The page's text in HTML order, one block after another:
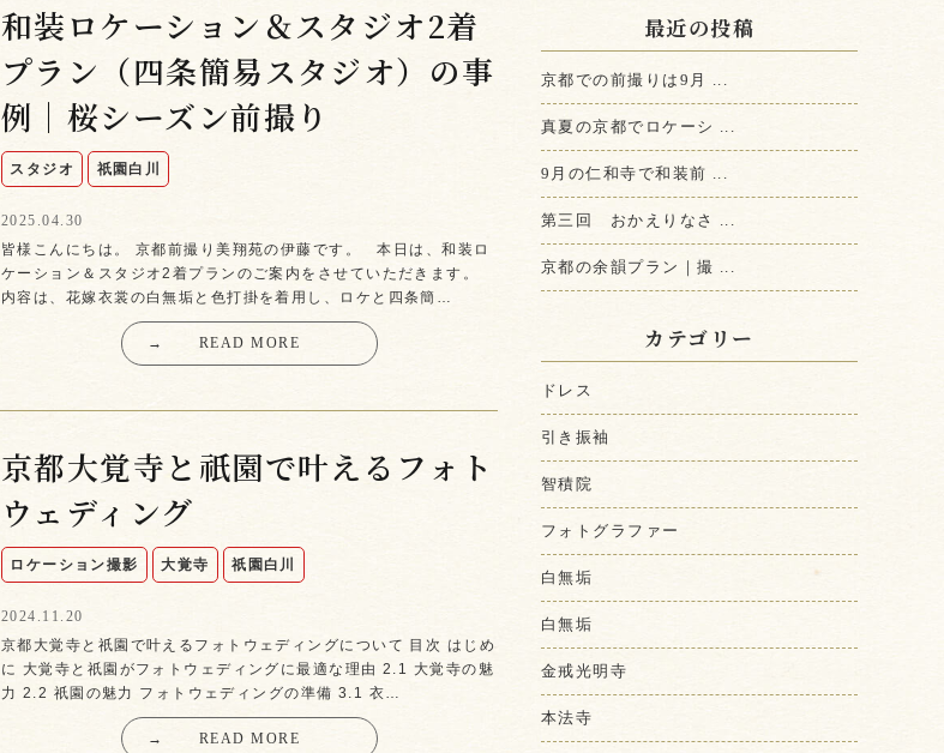
和装ロケーション＆スタジオ2着
プラン（四条簡易スタジオ）の事
例｜桜シーズン前撮り
スタジオ 祇園白川
2025.04.30
皆様こんにちは。 京都前撮り美翔苑の伊藤です。 本日は、和装ロ
ケーション＆スタジオ2着プランのご案内をさせていただきます。
内容は、花嫁衣裳の白無垢と色打掛を着用し、ロケと四条簡…
→ READ MORE
京都大覚寺と祇園で叶えるフォト
ウェディング
ロケーション撮影 大覚寺 祇園白川
2024.11.20
京都大覚寺と祇園で叶えるフォトウェディングについて 目次 はじめ
に 大覚寺と祇園がフォトウェディングに最適な理由 2.1 大覚寺の魅
力 2.2 祇園の魅力 フォトウェディングの準備 3.1 衣…
→ READ MORE
最近の投稿
京都での前撮りは9月 ...
真夏の京都でロケーシ ...
9月の仁和寺で和装前 ...
第三回 おかえりなさ ...
京都の余韻プラン｜撮 ...
カテゴリー
ドレス
引き振袖
智積院
フォトグラファー
白無垢
白無垢
金戒光明寺
本法寺